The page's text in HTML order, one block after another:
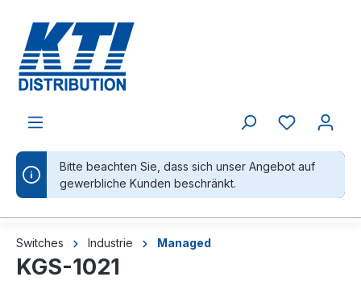
Bitte beachten Sie, dass sich unser Angebot auf
gewerbliche Kunden beschränkt.
Switches Industrie Managed
KGS-1021